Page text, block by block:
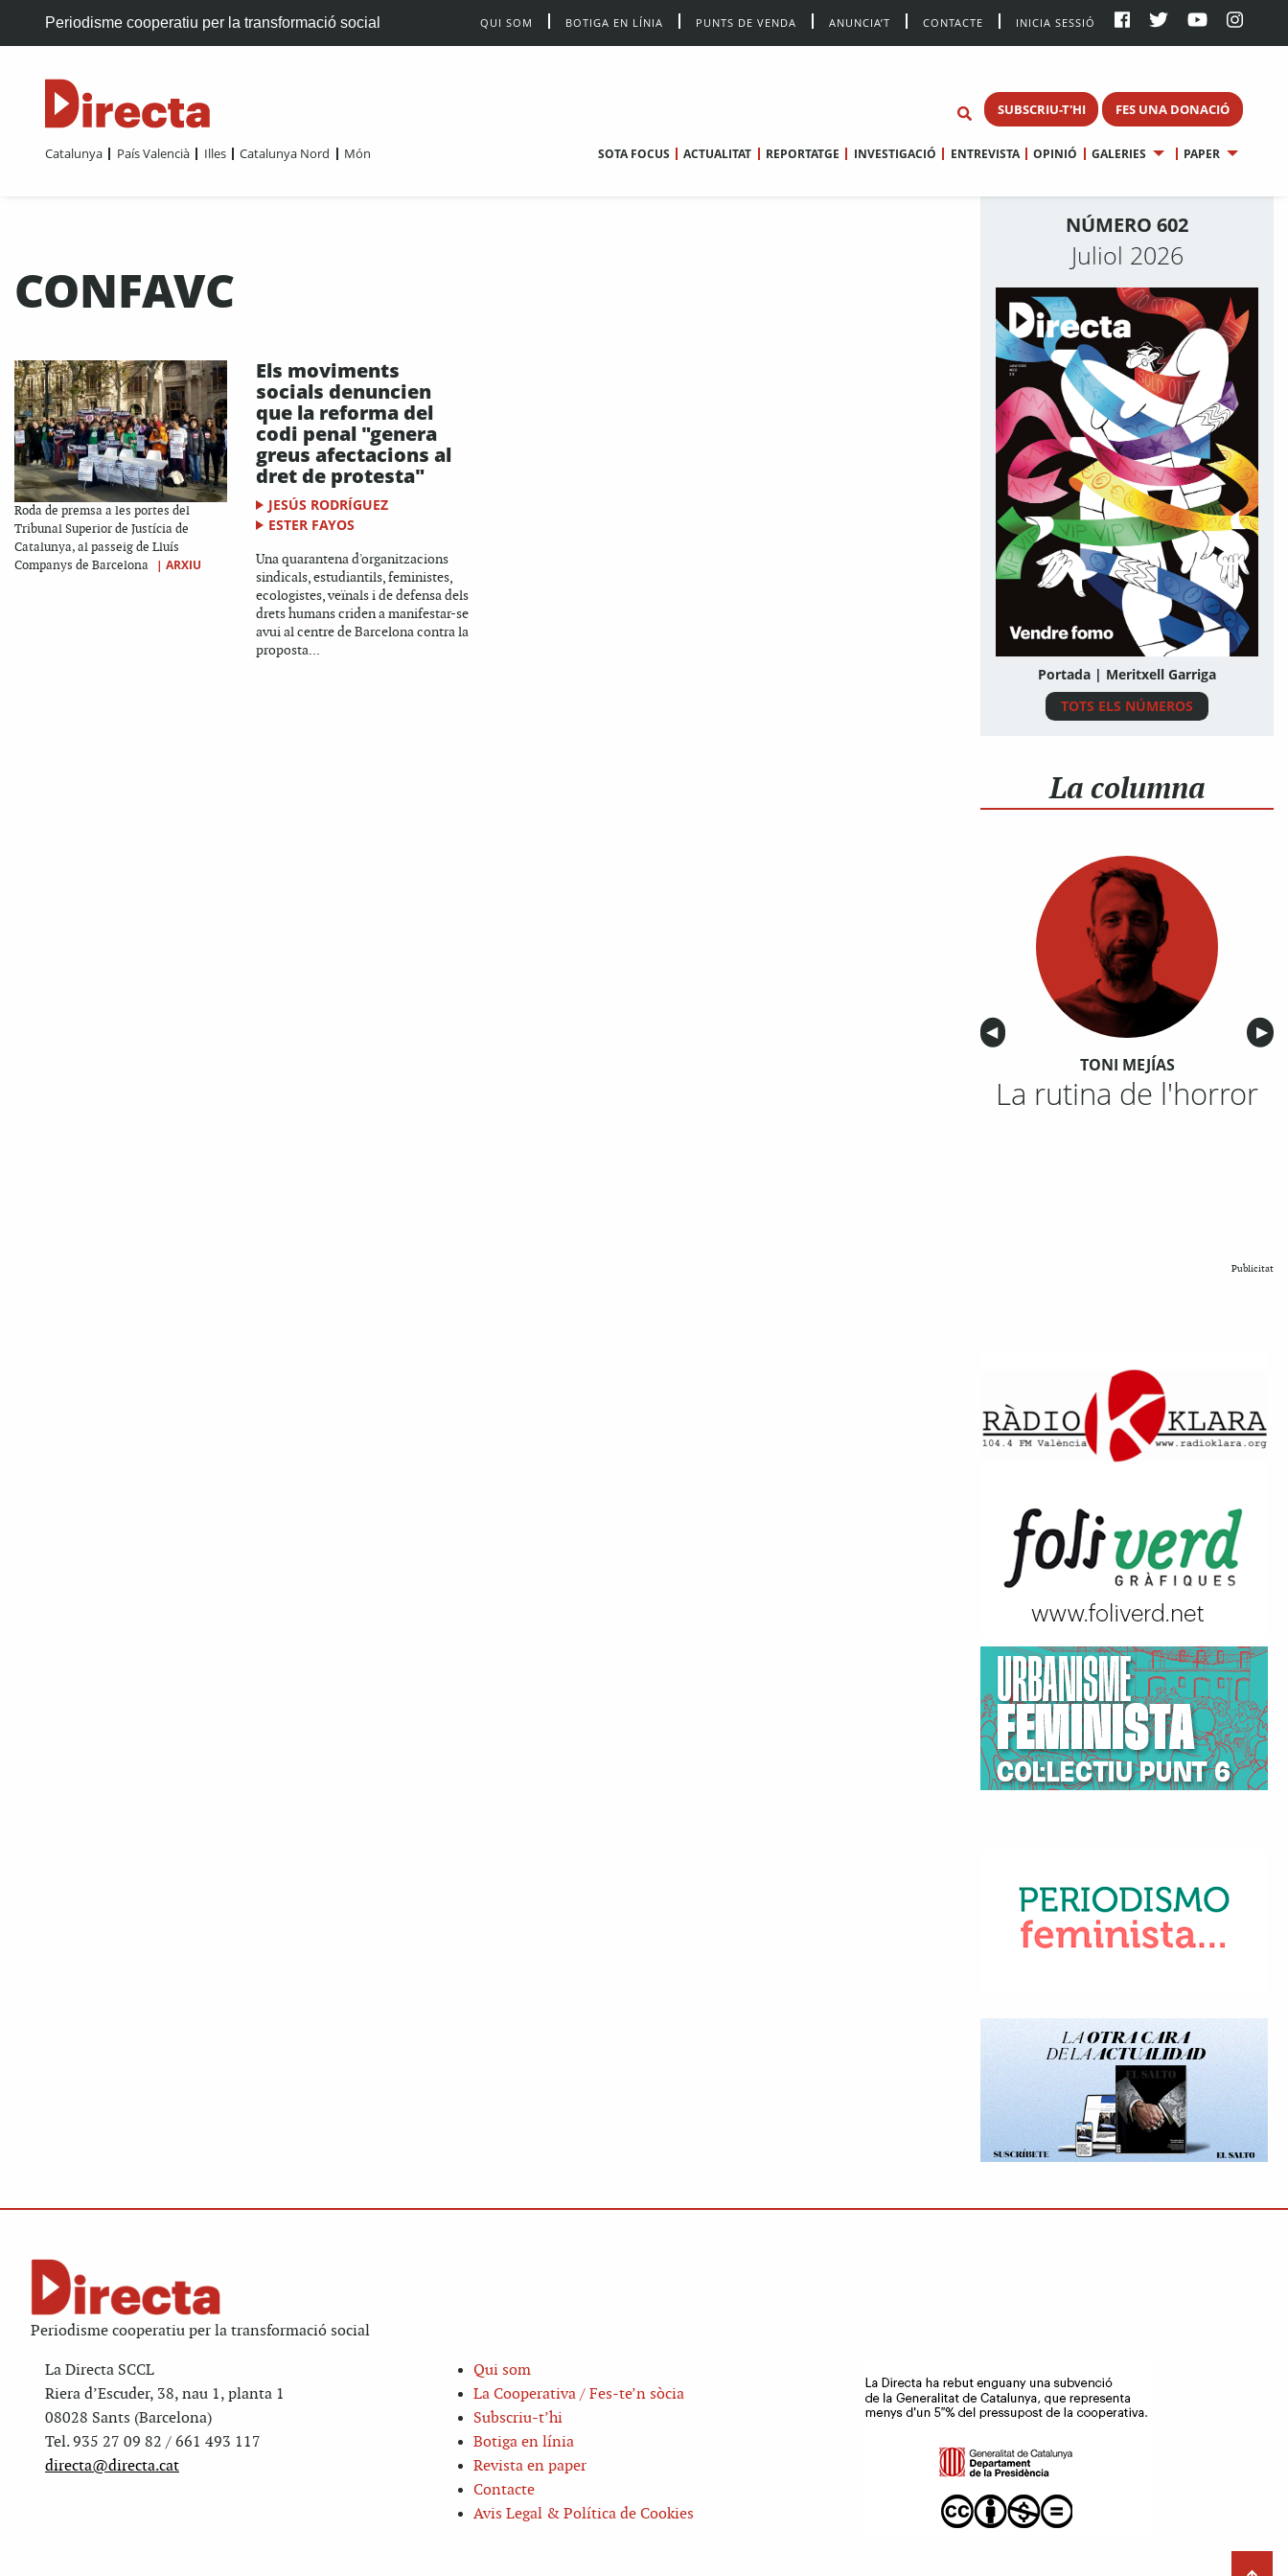
Periodisme cooperatiu per la transformació social QUI SOM BOTIGA EN LÍNIA PUNTS DE VENDA ANUNCIA’T CONTACTE INICIA SESSIÓ
SUBSCRIU-T'HI FES UNA DONACIÓ
Catalunya País Valencià Illes Catalunya Nord Món SOTA FOCUS ACTUALITAT REPORTATGE INVESTIGACIÓ ENTREVISTA OPINIÓ GALERIES PAPER
CONFAVC
Roda de premsa a les portes del
Tribunal Superior de Justícia de
Catalunya, al passeig de Lluís
Companys de Barcelona
| ARXIU
Els moviments
socials denuncien
que la reforma del
codi penal "genera
greus afectacions al
dret de protesta"
JESÚS RODRÍGUEZ
ESTER FAYOS
Una quarantena d'organitzacions
sindicals, estudiantils, feministes,
ecologistes, veïnals i de defensa dels
drets humans criden a manifestar-se
avui al centre de Barcelona contra la
proposta...
NÚMERO 602
Juliol 2026
Portada | Meritxell Garriga
TOTS ELS NÚMEROS
La columna
Anterior
◀︎ ▶︎
TONI MEJÍAS
La rutina de l'horror
Publicitat
Periodisme cooperatiu per la transformació social
La Directa SCCL
Riera d’Escuder, 38, nau 1, planta 1
08028 Sants (Barcelona)
Tel. 935 27 09 82 / 661 493 117
directa@directa.cat
Qui som
La Cooperativa / Fes-te’n sòcia
Subscriu-t’hi
Botiga en línia
Revista en paper
Contacte
Avis Legal & Política de Cookies